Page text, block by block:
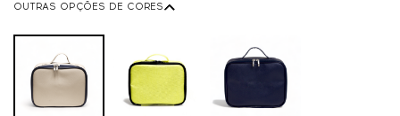
OUTRAS OPÇÕES DE CORES